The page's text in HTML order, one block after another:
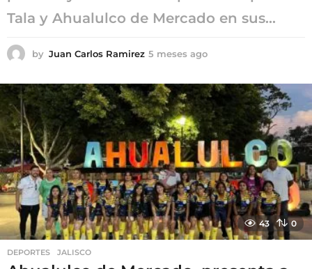
Tala y Ahualulco de Mercado en sus...
by Juan Carlos Ramirez 5 meses ago
s
s
a
g
o
43 0
DEPORTES ,JALISCO